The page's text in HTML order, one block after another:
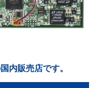
内販売店です。